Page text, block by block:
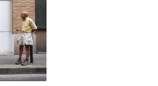
un jour d'automne alors que je
capter l'énergie bienveillante et la
pour avoir envie de jouer à côté.
perfomances que JF nous invite à